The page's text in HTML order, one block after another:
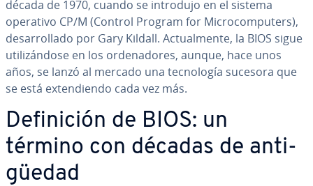
década de 1970, cuando se introdujo en el sistema
operativo CP/M (Control Program for Mi­cro­co­m­pu­te­rs),
de­sa­rro­lla­do por Gary Kildall. Ac­tua­l­me­n­te, la BIOS sigue
uti­li­zá­n­do­se en los or­de­na­do­res, aunque, hace unos
años, se lanzó al mercado una te­c­no­lo­gía sucesora que
se está ex­te­n­die­n­do cada vez más.
De­fi­ni­ción de BIOS: un
término con décadas de an­ti­
güe­dad